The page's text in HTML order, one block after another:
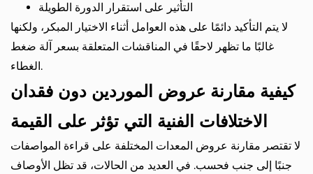
التأثير على استقرار الدورة الطويلة
لا يتم التأكيد دائمًا على هذه العوامل أثناء الاختيار المبكر، ولكنها
غالبًا ما تظهر لاحقًا في المناقشات المتعلقة بسعر آلة ضغط
الغطاء.
كيفية مقارنة عروض الموردين دون فقدان
الاختلافات الفنية التي تؤثر على القيمة
لا تقتصر مقارنة عروض المعدات المختلفة على قراءة المواصفات
جنبًا إلى جنب فحسب. في العديد من الحالات، قد تظل الأوصاف